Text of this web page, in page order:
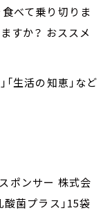
食べて乗り切りま
すか？ おススメ
「生活の知恵」など
ポンサー 株式会
菌プラス」15袋